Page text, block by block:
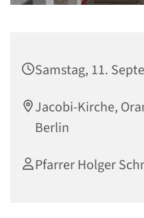
Samstag, 11.
Jacobi-Kirche,
Berlin
Pfarrer Holger